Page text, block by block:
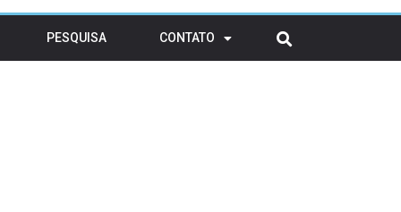
PESQUISA CONTATO